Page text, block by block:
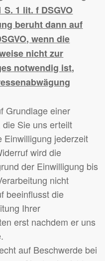
1 lit. f DSGVO
beruht dann auf
wenn die
nicht zur
notwendig ist,
Grundlage einer
Sie uns erteilt
Einwilligung jederzeit
wird die
der Einwilligung bis
nicht
beeinflusst die
Ihrer
erst nachdem er uns
auf Beschwerde bei